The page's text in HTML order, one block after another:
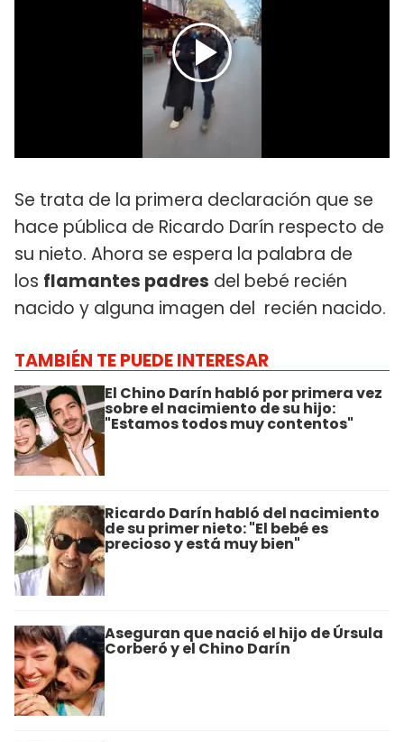
Se trata de la primera declaración que se
hace pública de Ricardo Darín respecto de
su nieto. Ahora se espera la palabra de
los flamantes padres del bebé recién
nacido y alguna imagen del recién nacido.
TAMBIÉN TE PUEDE INTERESAR
El Chino Darín habló por primera vez
sobre el nacimiento de su hijo:
"Estamos todos muy contentos"
Ricardo Darín habló del nacimiento
de su primer nieto: "El bebé es
precioso y está muy bien"
Aseguran que nació el hijo de Úrsula
Corberó y el Chino Darín